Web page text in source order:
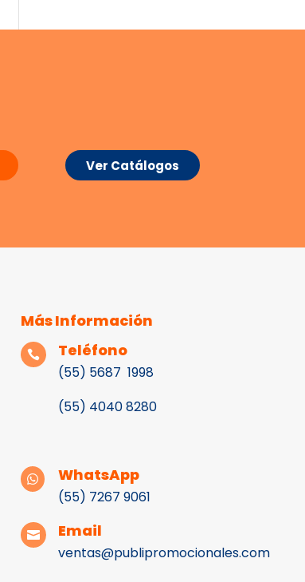
Ver Catálogos
Más Información
 Teléfono
(55) 5687 1998
(55) 4040 8280
 WhatsApp
(55) 7267 9061
 Email
ventas@publipromocionales.com